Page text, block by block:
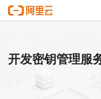
开发密钥管理服